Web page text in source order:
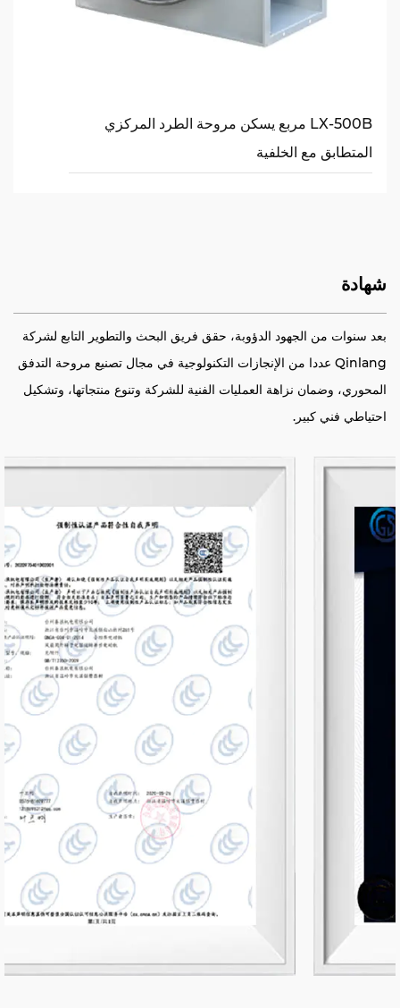
LX-500B مربع يسكن مروحة الطرد المركزي
المتطابق مع الخلفية
شهادة
بعد سنوات من الجهود الدؤوبة، حقق فريق البحث والتطوير التابع لشركة
Qinlang عددا من الإنجازات التكنولوجية في مجال تصنيع مروحة التدفق
المحوري، وضمان نزاهة العمليات الفنية للشركة وتنوع منتجاتها، وتشكيل
احتياطي فني كبير.